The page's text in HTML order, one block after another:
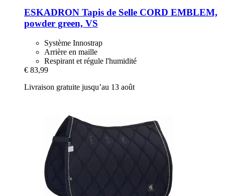
ESKADRON Tapis de Selle CORD EMBLEM,
powder green, VS
Système Innostrap
Arrière en maille
Respirant et régule l'humidité
€ 83,99
Livraison gratuite jusqu’au 13 août